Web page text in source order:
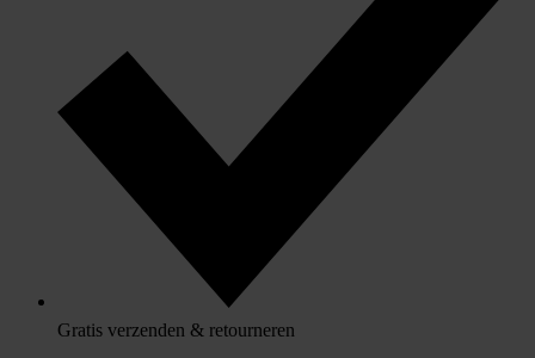
Gratis verzenden & retourneren